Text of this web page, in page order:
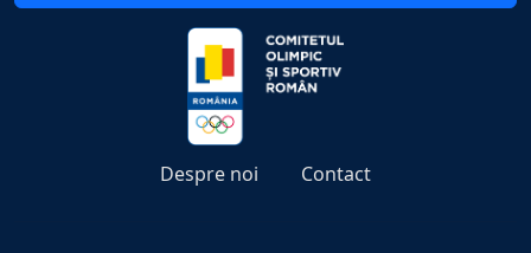
Despre noi Contact